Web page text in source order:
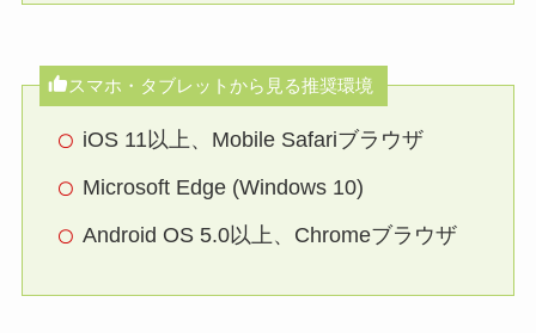
スマホ・タブレットから見る推奨環境
iOS 11以上、Mobile Safariブラウザ
Microsoft Edge (Windows 10)
Android OS 5.0以上、Chromeブラウザ